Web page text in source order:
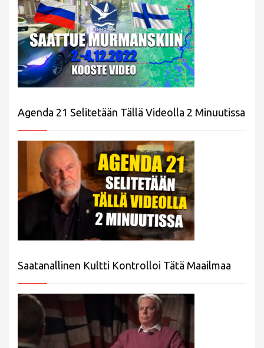
Agenda 21 Selitetään Tällä Videolla 2 Minuutissa
Saatanallinen Kultti Kontrolloi Tätä Maailmaa